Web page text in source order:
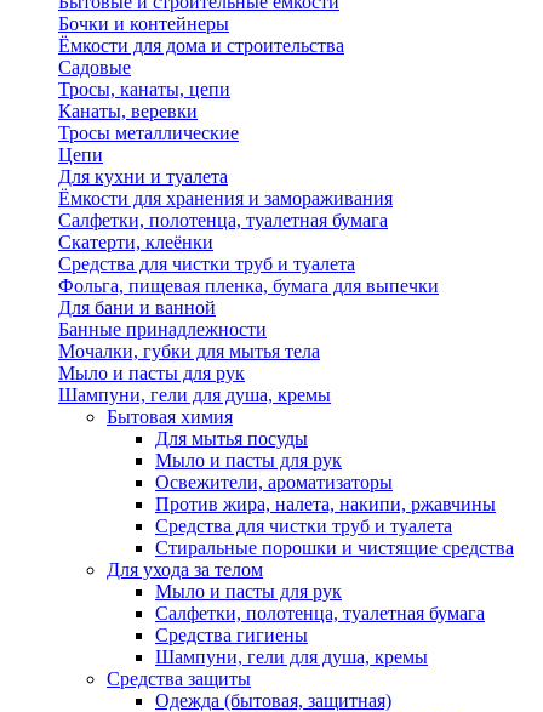
Бочки и контейнеры
Ёмкости для дома и строительства
Садовые
Тросы, канаты, цепи
Канаты, веревки
Тросы металлические
Цепи
Для кухни и туалета
Ёмкости для хранения и замораживания
Салфетки, полотенца, туалетная бумага
Скатерти, клеёнки
Средства для чистки труб и туалета
Фольга, пищевая пленка, бумага для выпечки
Для бани и ванной
Банные принадлежности
Мочалки, губки для мытья тела
Мыло и пасты для рук
Шампуни, гели для душа, кремы
Бытовая химия
Для мытья посуды
Мыло и пасты для рук
Освежители, ароматизаторы
Против жира, налета, накипи, ржавчины
Средства для чистки труб и туалета
Стиральные порошки и чистящие средства
Для ухода за телом
Мыло и пасты для рук
Салфетки, полотенца, туалетная бумага
Средства гигиены
Шампуни, гели для душа, кремы
Средства защиты
Одежда (бытовая, защитная)